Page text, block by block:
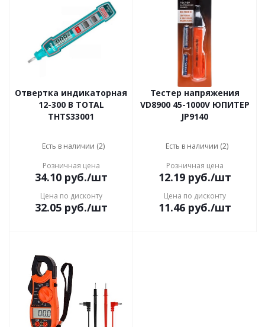
Отвертка индикаторная
12-300 В TOTAL
THTS33001
Есть в наличии (2)
Розничная цена
34.10руб./шт
Цена по дисконту
32.05руб./шт
Тестер напряжения
VD8900 45-1000V ЮПИТЕР
JP9140
Есть в наличии (2)
Розничная цена
12.19руб./шт
Цена по дисконту
11.46руб./шт